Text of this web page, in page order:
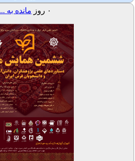
روزمانده به ...